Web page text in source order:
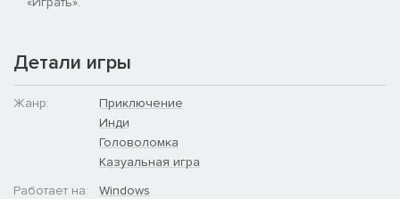
Детали игры
Жанр:
Приключение
Инди
Головоломка
Казуальная игра
Работает на:
Windows